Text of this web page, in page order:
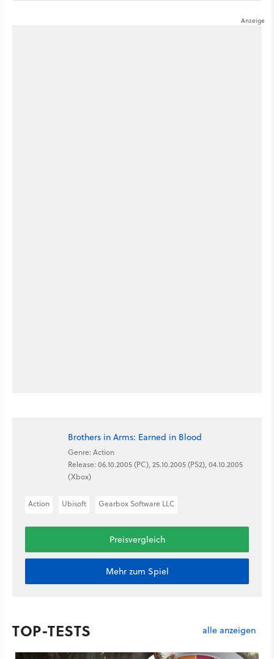
Brothers in Arms: Earned in Blood
Genre: Action
Release: 06.10.2005 (PC), 25.10.2005 (PS2), 04.10.2005
(Xbox)
Action Ubisoft Gearbox Software LLC
Preisvergleich
Mehr zum Spiel
TOP-TESTS alle anzeigen